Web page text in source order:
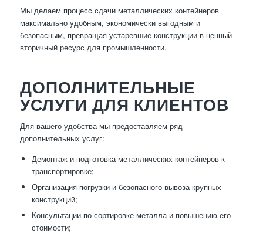
Мы делаем процесс сдачи металлических контейнеров
максимально удобным, экономически выгодным и
безопасным, превращая устаревшие конструкции в ценный
вторичный ресурс для промышленности.
ДОПОЛНИТЕЛЬНЫЕ
УСЛУГИ ДЛЯ КЛИЕНТОВ
Для вашего удобства мы предоставляем ряд
дополнительных услуг:
Демонтаж и подготовка металлических контейнеров к
транспортировке;
Организация погрузки и безопасного вывоза крупных
конструкций;
Консультации по сортировке металла и повышению его
стоимости;